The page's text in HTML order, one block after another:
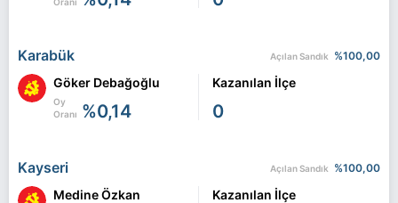
Karabük Açılan Sandık %100,00
Göker Debağoğlu
Oy
Oranı %0,14
Kazanılan İlçe
0
Kayseri Açılan Sandık %100,00
Medine Özkan Kazanılan İlçe